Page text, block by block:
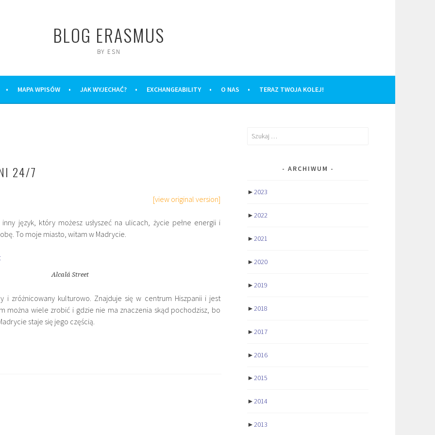
BLOG ERASMUS
BY ESN
MAPA WPISÓW JAK WYJECHAĆ? EXCHANGEABILITY O NAS TERAZ TWOJA KOLEJ!
24/7
[view original version]
język, który możesz usłyszeć na ulicach, życie pełne energii i
To moje miasto, witam w Madrycie.
Alcalá Street
i zróżnicowany kulturowo. Znajduje się w centrum Hiszpanii i jest
można wiele zrobić i gdzie nie ma znaczenia skąd pochodzisz, bo
staje się jego częścią.
Szukaj:
ARCHIWUM
►2023
►2022
►2021
►2020
►2019
►2018
►2017
►2016
►2015
►2014
►2013